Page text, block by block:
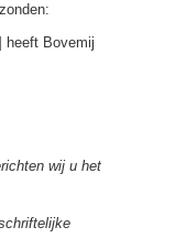
heeft Bovemij
wij u het